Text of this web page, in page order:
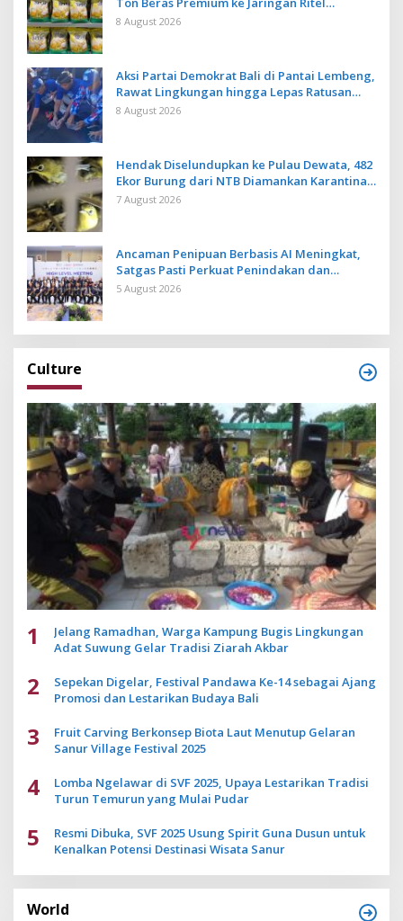
Moderen
8 August 2026
Aksi Partai Demokrat Bali di Pantai Lembeng,
Rawat Lingkungan hingga Lepas Ratusan
Tukik Bedawang Nala
8 August 2026
Hendak Diselundupkan ke Pulau Dewata, 482
Ekor Burung dari NTB Diamankan Karantina
Bali
7 August 2026
Ancaman Penipuan Berbasis AI Meningkat,
Satgas Pasti Perkuat Penindakan dan
Pengembangan Aplikasi Anti Penipuan
5 August 2026
Culture
1
Jelang Ramadhan, Warga Kampung Bugis Lingkungan
Adat Suwung Gelar Tradisi Ziarah Akbar
2
Sepekan Digelar, Festival Pandawa Ke-14 sebagai Ajang
Promosi dan Lestarikan Budaya Bali
3
Fruit Carving Berkonsep Biota Laut Menutup Gelaran
Sanur Village Festival 2025
4
Lomba Ngelawar di SVF 2025, Upaya Lestarikan Tradisi
Turun Temurun yang Mulai Pudar
5
Resmi Dibuka, SVF 2025 Usung Spirit Guna Dusun untuk
Kenalkan Potensi Destinasi Wisata Sanur
World